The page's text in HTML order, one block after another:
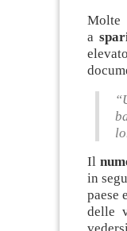
a
Il
in
paese
delle